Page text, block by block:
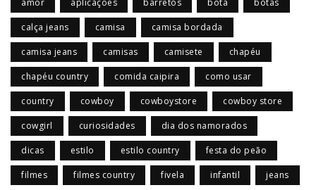
amor aplicações barretos bota botas
calça jeans camisa camisa bordada
camisa jeans camisas camisete chapéu
chapéu country comida caipira como usar
country cowboy cowboystore cowboy store
cowgirl curiosidades dia dos namorados
dicas estilo estilo country festa do peão
filmes filmes country fivela infantil jeans